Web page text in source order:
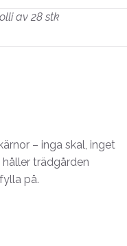
av 28 stk
– inga skal, inget
trädgården
på.